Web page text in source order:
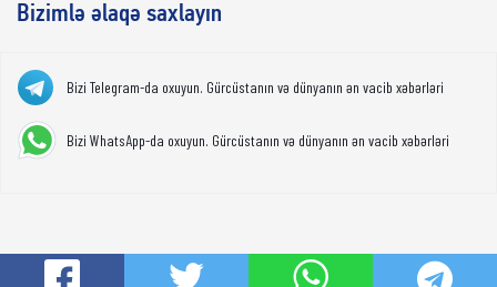
Bizimlə əlaqə saxlayın
Bizi Telegram-da oxuyun. Gürcüstanın və dünyanın ən vacib xəbərləri
Bizi WhatsApp-da oxuyun. Gürcüstanın və dünyanın ən vacib xəbərləri